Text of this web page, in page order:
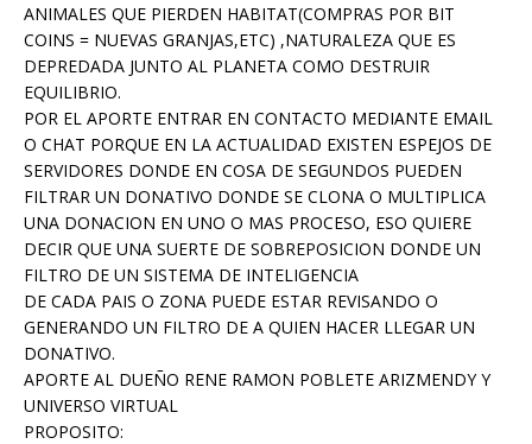
ANIMALES QUE PIERDEN HABITAT(COMPRAS POR BIT
COINS = NUEVAS GRANJAS,ETC) ,NATURALEZA QUE ES
DEPREDADA JUNTO AL PLANETA COMO DESTRUIR
EQUILIBRIO.
POR EL APORTE ENTRAR EN CONTACTO MEDIANTE EMAIL
O CHAT PORQUE EN LA ACTUALIDAD EXISTEN ESPEJOS DE
SERVIDORES DONDE EN COSA DE SEGUNDOS PUEDEN
FILTRAR UN DONATIVO DONDE SE CLONA O MULTIPLICA
UNA DONACION EN UNO O MAS PROCESO, ESO QUIERE
DECIR QUE UNA SUERTE DE SOBREPOSICION DONDE UN
FILTRO DE UN SISTEMA DE INTELIGENCIA
DE CADA PAIS O ZONA PUEDE ESTAR REVISANDO O
GENERANDO UN FILTRO DE A QUIEN HACER LLEGAR UN
DONATIVO.
APORTE AL DUEÑO RENE RAMON POBLETE ARIZMENDY Y
UNIVERSO VIRTUAL
PROPOSITO: